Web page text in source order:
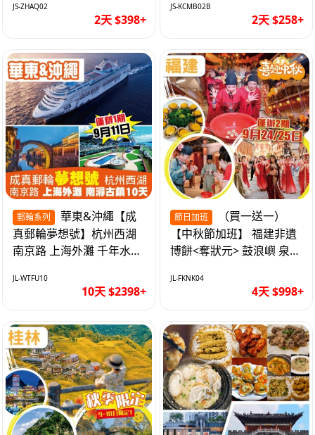
JS-ZHAQ02
2天 $398+
JS-KCMB02B
2天 $258+
郵輪系列
真郵輪夢想號】杭州西湖
南京路 上海外灘 千年水鄉
自費10天
JL-WTFU10
10天 $2398+
節日加班
【中秋節加班】 福建非遺
博餅<奪狀元> 鼓浪嶼 泉州
車超值4天
JL-FKNK04
4天 $998+